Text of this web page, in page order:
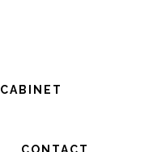
CABINET